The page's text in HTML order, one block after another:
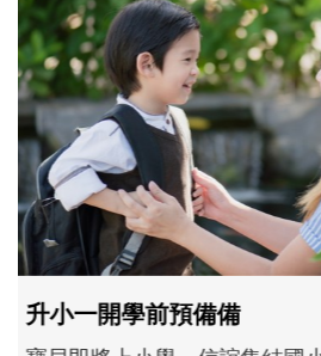
和孩子一起長大的那個男
不同模樣